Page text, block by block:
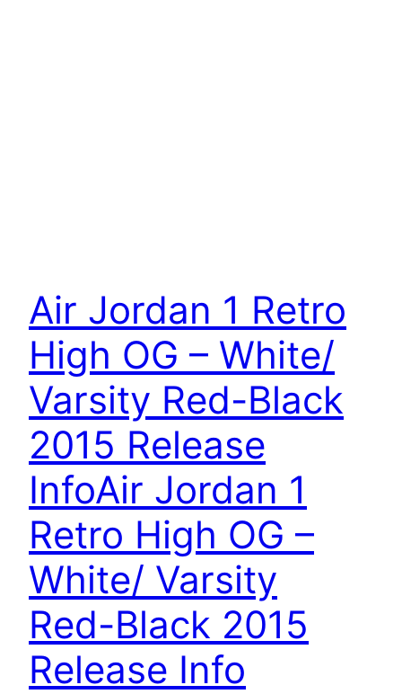
Air Jordan 1 Retro
High OG – White/
Varsity Red-Black
2015 Release
InfoAir Jordan 1
Retro High OG –
White/ Varsity
Red-Black 2015
Release Info